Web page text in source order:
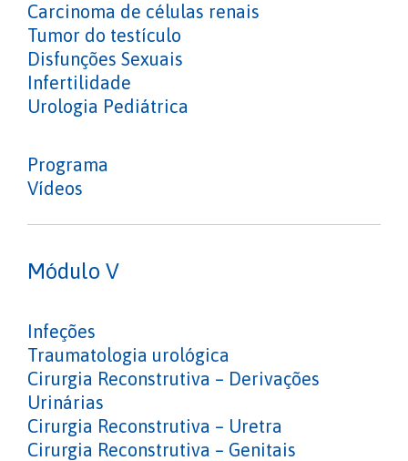
Carcinoma de células renais
Tumor do testículo
Disfunções Sexuais
Infertilidade
Urologia Pediátrica
Programa
Vídeos
Módulo V
Infeções
Traumatologia urológica
Cirurgia Reconstrutiva – Derivações
Urinárias
Cirurgia Reconstrutiva – Uretra
Cirurgia Reconstrutiva – Genitais